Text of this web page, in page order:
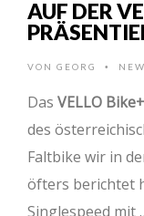
AUF DER
VON GEORG •
Das VELLO
des
Faltbike wir in
öfters berichtet
Singlespeed mit